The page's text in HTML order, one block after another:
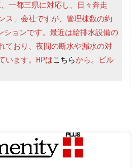
一都三県に対応し、日々奔走
ス」会社ですが、管理棟数の約
ションです。最近は給排水設備の
ており、夜間の断水や漏水の対
います。HPはこちらから。ビル